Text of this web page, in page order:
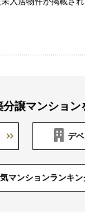
譲マンション
デ
マンションランキン